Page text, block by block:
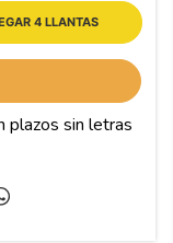
4 LLANTAS